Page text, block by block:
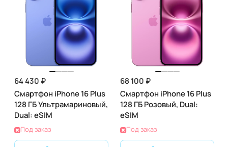
64 430 ₽
Смартфон iPhone 16 Plus
128 ГБ Ультрамариновый,
Dual: eSIM
Под заказ
68 100 ₽
Смартфон iPhone 16 Plus
128 ГБ Розовый, Dual:
eSIM
Под заказ